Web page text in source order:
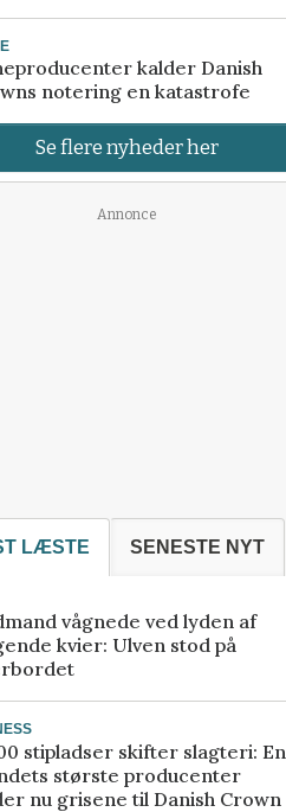
kalder Danish
notering en katastrofe
Se flere nyheder her
Annonce
LÆSTE SENESTE NYT
vågnede ved lyden af
kvier: Ulven stod på
stipladser skifter slagteri: En
største producenter
nu grisene til Danish Crown